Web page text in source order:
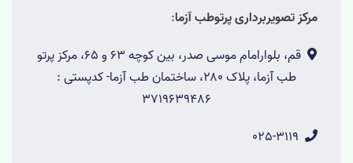
مرکز تصویربرداری پرتوطب آزما:
قم، بلوارامام موسی صدر، بین کوچه 63 و 65، مرکز پرتو
طب آزما، پلاک ۲۸۰، ساختمان طب آزما- کدپستی :
3719639486